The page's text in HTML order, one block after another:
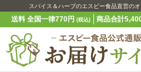
スパイス＆ハーブのエスビー食品直営の
送料 全国一律770円(税込) 商品合計